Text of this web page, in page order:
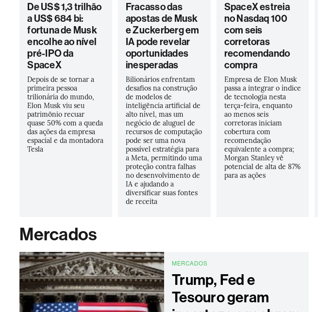
De US$ 1,3 trilhão
a US$ 684 bi:
fortuna de Musk
encolhe ao nível
pré-IPO da
SpaceX
Depois de se tornar a
primeira pessoa
trilionária do mundo,
Elon Musk viu seu
patrimônio recuar
quase 50% com a queda
das ações da empresa
espacial e da montadora
Tesla
Fracasso das
apostas de Musk
e Zuckerberg em
IA pode revelar
oportunidades
inesperadas
Bilionários enfrentam
desafios na construção
de modelos de
inteligência artificial de
alto nível, mas um
negócio de aluguel de
recursos de computação
pode ser uma nova
possível estratégia para
a Meta, permitindo uma
proteção contra falhas
no desenvolvimento de
IA e ajudando a
diversificar suas fontes
de receita
SpaceX estreia
no Nasdaq 100
com seis
corretoras
recomendando
compra
Empresa de Elon Musk
passa a integrar o índice
de tecnologia nesta
terça-feira, enquanto
ao menos seis
corretoras iniciam
cobertura com
recomendação
equivalente a compra;
Morgan Stanley vê
potencial de alta de 87%
para as ações
Mercados
MERCADOS
Trump, Fed e
Tesouro geram